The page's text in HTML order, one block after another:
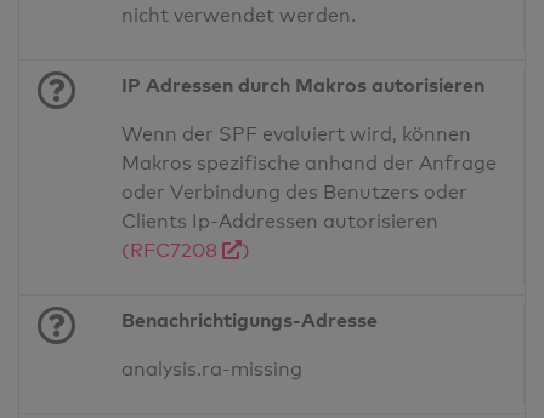
nicht verwendet werden.
IP Adressen durch Makros autorisieren
Wenn der SPF evaluiert wird, können
Makros spezifische anhand der Anfrage
oder Verbindung des Benutzers oder
Clients Ip-Addressen autorisieren
(RFC7208
)
Benachrichtigungs-Adresse
analysis.ra-missing